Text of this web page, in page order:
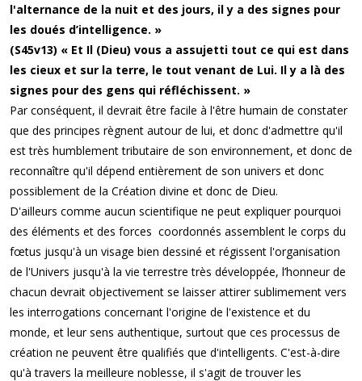
l'alternance de la nuit et des jours, il y a des signes pour
les doués d’intelligence. »
(S45v13) « Et Il (Dieu) vous a assujetti tout ce qui est dans
les cieux et sur la terre, le tout venant de Lui. Il y a là des
signes pour des gens qui réfléchissent. »
Par conséquent, il devrait être facile à l'être humain de constater
que des principes règnent autour de lui, et donc d'admettre qu'il
est très humblement tributaire de son environnement, et donc de
reconnaître qu'il dépend entièrement de son univers et donc
possiblement de la Création divine et donc de Dieu.
D'ailleurs comme aucun scientifique ne peut expliquer pourquoi
des éléments et des forces coordonnés assemblent le corps du
fœtus jusqu'à un visage bien dessiné et régissent l'organisation
de l'Univers jusqu'à la vie terrestre très développée, l’honneur de
chacun devrait objectivement se laisser attirer sublimement vers
les interrogations concernant l'origine de l'existence et du
monde, et leur sens authentique, surtout que ces processus de
création ne peuvent être qualifiés que d'intelligents. C'est-à-dire
qu'à travers la meilleure noblesse, il s'agit de trouver les